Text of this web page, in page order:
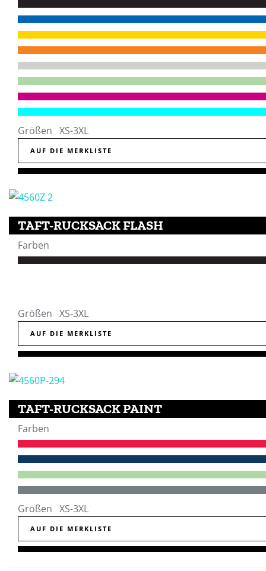
Größen XS-3XL
AUF DIE MERKLISTE
TAFT-RUCKSACK FLASH
Farben
Größen XS-3XL
AUF DIE MERKLISTE
TAFT-RUCKSACK PAINT
Farben
Größen XS-3XL
AUF DIE MERKLISTE